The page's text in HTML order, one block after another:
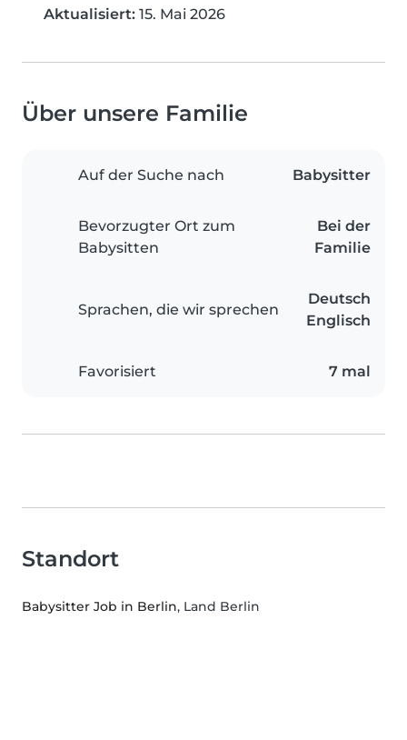
Aktualisiert: 15. Mai 2026
Über unsere Familie
Auf der Suche nach Babysitter
Bevorzugter Ort zum
Babysitten
Bei der
Familie
Sprachen, die wir sprechen
Deutsch
Englisch
Favorisiert 7 mal
Standort
Babysitter Job in Berlin, Land Berlin